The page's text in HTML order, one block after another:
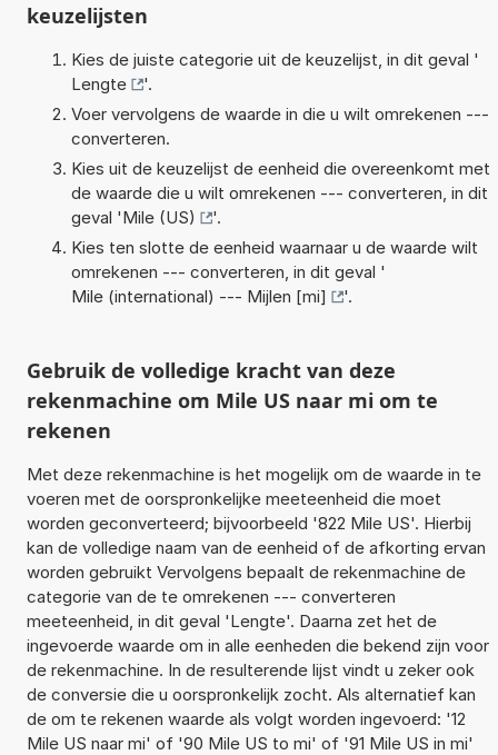
keuzelijsten
Kies de juiste categorie uit de keuzelijst, in dit geval '
Lengte
'.
Voer vervolgens de waarde in die u wilt omrekenen ---
converteren.
Kies uit de keuzelijst de eenheid die overeenkomt met
de waarde die u wilt omrekenen --- converteren, in dit
geval 'Mile (US)
'.
Kies ten slotte de eenheid waarnaar u de waarde wilt
omrekenen --- converteren, in dit geval '
Mile (international) --- Mijlen [mi]
'.
Gebruik de volledige kracht van deze
rekenmachine om Mile US naar mi om te
rekenen
Met deze rekenmachine is het mogelijk om de waarde in te
voeren met de oorspronkelijke meeteenheid die moet
worden geconverteerd; bijvoorbeeld '822 Mile US'. Hierbij
kan de volledige naam van de eenheid of de afkorting ervan
worden gebruikt Vervolgens bepaalt de rekenmachine de
categorie van de te omrekenen --- converteren
meeteenheid, in dit geval 'Lengte'. Daarna zet het de
ingevoerde waarde om in alle eenheden die bekend zijn voor
de rekenmachine. In de resulterende lijst vindt u zeker ook
de conversie die u oorspronkelijk zocht. Als alternatief kan
de om te rekenen waarde als volgt worden ingevoerd: '12
Mile US naar mi' of '90 Mile US to mi' of '91 Mile US in mi'